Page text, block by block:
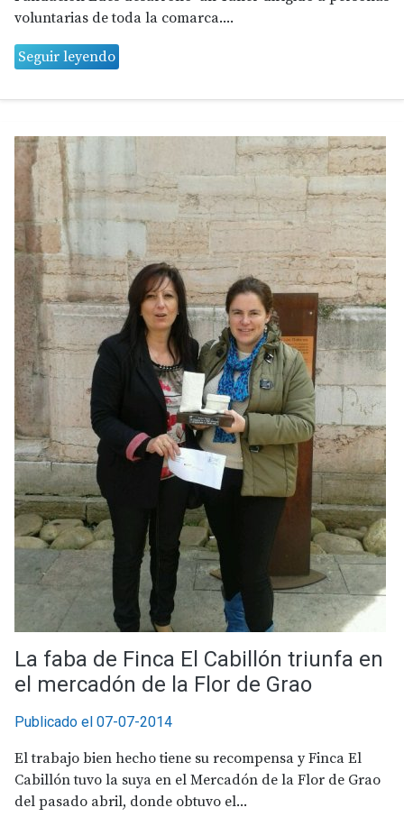
voluntarias de toda la comarca....
Seguir leyendo
La faba de Finca El Cabillón triunfa en
el mercadón de la Flor de Grao
Publicado el 07-07-2014
El trabajo bien hecho tiene su recompensa y Finca El
Cabillón tuvo la suya en el Mercadón de la Flor de Grao
del pasado abril, donde obtuvo el...